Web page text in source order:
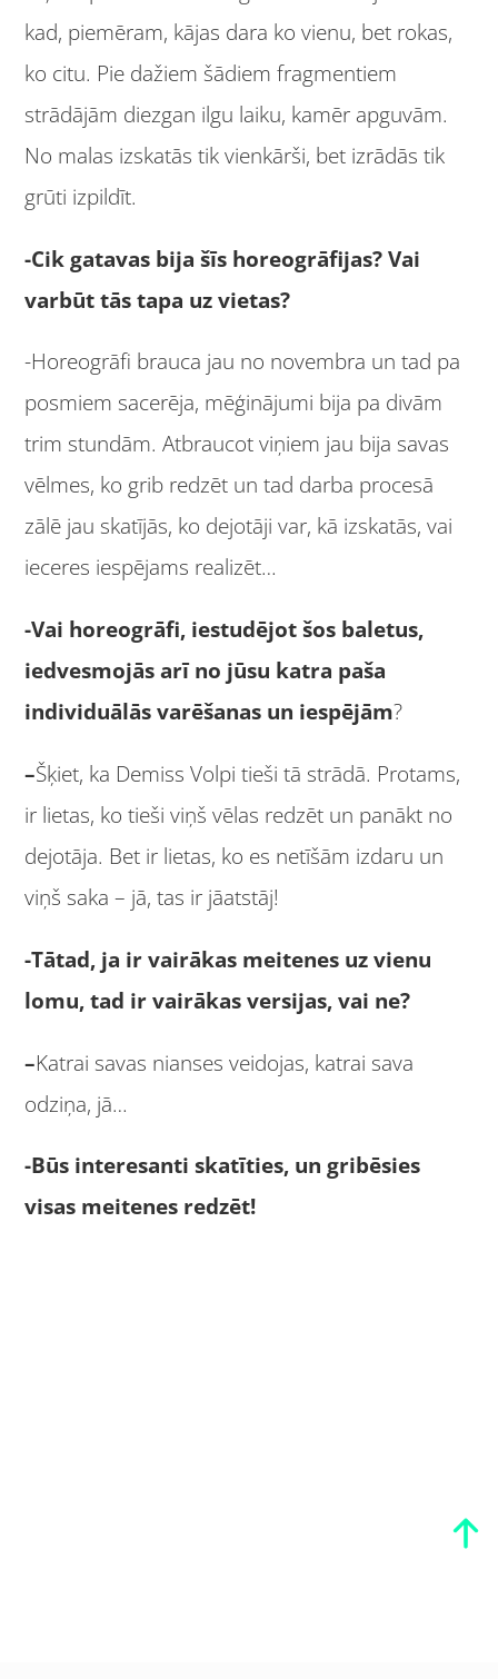
kad, piemēram, kājas dara ko vienu, bet rokas,
ko citu. Pie dažiem šādiem fragmentiem
strādājām diezgan ilgu laiku, kamēr apguvām.
No malas izskatās tik vienkārši, bet izrādās tik
grūti izpildīt.
-Cik gatavas bija šīs horeogrāfijas? Vai
varbūt tās tapa uz vietas?
-Horeogrāfi brauca jau no novembra un tad pa
posmiem sacerēja, mēģinājumi bija pa divām
trim stundām. Atbraucot viņiem jau bija savas
vēlmes, ko grib redzēt un tad darba procesā
zālē jau skatījās, ko dejotāji var, kā izskatās, vai
ieceres iespējams realizēt…
-Vai horeogrāfi, iestudējot šos baletus,
iedvesmojās arī no jūsu katra paša
individuālās varēšanas un iespējām?
–Šķiet, ka Demiss Volpi tieši tā strādā. Protams,
ir lietas, ko tieši viņš vēlas redzēt un panākt no
dejotāja. Bet ir lietas, ko es netīšām izdaru un
viņš saka – jā, tas ir jāatstāj!
-Tātad, ja ir vairākas meitenes uz vienu
lomu, tad ir vairākas versijas, vai ne?
–Katrai savas nianses veidojas, katrai sava
odziņa, jā…
-Būs interesanti skatīties, un gribēsies
visas meitenes redzēt!